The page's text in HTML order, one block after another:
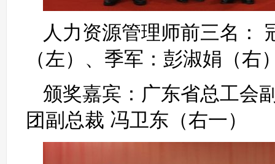
人力资源管理师前三名：
（左）、季军：彭淑娟（右
颁奖嘉宾：广东省总工会
团副总裁 冯卫东（右一）